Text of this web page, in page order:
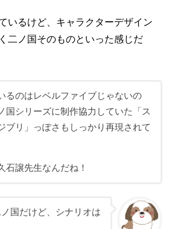
いるけど、キャラクターデザイン
二ノ国そのものといった感じだ
るのはレベルファイブじゃないの
国シリーズに制作協力していた「ス
ブリ」っぽさもしっかり再現されて
石譲先生なんだね！
国だけど、シナリオは